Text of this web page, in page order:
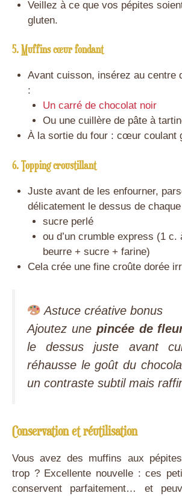
Veillez à ce que vos pépites
gluten.
5. Muffins cœur fondant
Avant cuisson, insérez au centre
:
Un carré de chocolat noir
Ou une cuillère de pâte à
À la sortie du four : cœur coulant
6. Toppingcroustillant
Juste avant de les enfourner,
délicatement le dessus de
sucre perlé
ou d’un crumble express (1 c.
beurre + sucre + farine)
Cela crée une fine croûte dorée
Astuce créative bonus
Ajoutez une pincée de
le dessus juste avant
réhausse le goût du
un contraste subtil mais
Conservation et réutilisation
Vous avez des muffins aux
trop ? Excellente nouvelle : ces
conservent parfaitement… et